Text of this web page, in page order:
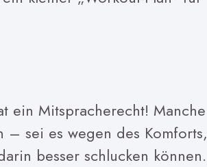
ein Mitspracherecht! Manche
– sei es wegen des Komforts,
besser schlucken können.